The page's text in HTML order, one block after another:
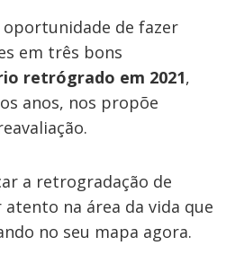
de fazer
em três bons
retrógrado em 2021,
anos, nos propõe
a retrogradação de
na área da vida que
no seu mapa agora.